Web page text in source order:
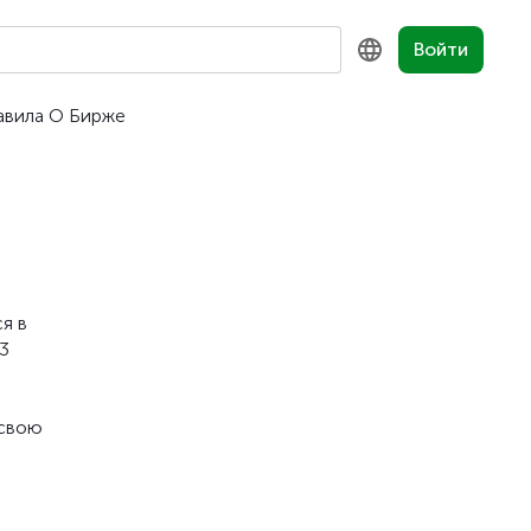
Войти
О Бирже
в